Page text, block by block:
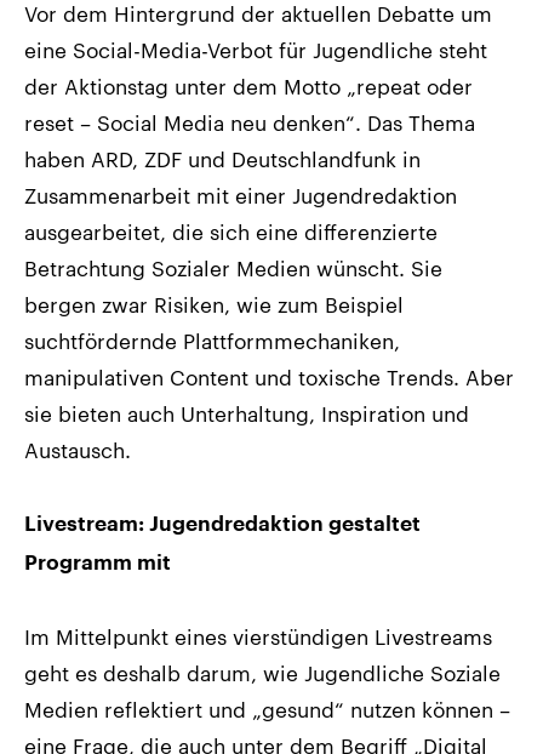
Vor dem Hintergrund der aktuellen Debatte um
eine Social-Media-Verbot für Jugendliche steht
der Aktionstag unter dem Motto „repeat oder
reset – Social Media neu denken“. Das Thema
haben ARD, ZDF und Deutschlandfunk in
Zusammenarbeit mit einer Jugendredaktion
ausgearbeitet, die sich eine differenzierte
Betrachtung Sozialer Medien wünscht. Sie
bergen zwar Risiken, wie zum Beispiel
suchtfördernde Plattformmechaniken,
manipulativen Content und toxische Trends. Aber
sie bieten auch Unterhaltung, Inspiration und
Austausch.
Livestream: Jugendredaktion gestaltet
Programm mit
Im Mittelpunkt eines vierstündigen Livestreams
geht es deshalb darum, wie Jugendliche Soziale
Medien reflektiert und „gesund“ nutzen können –
eine Frage, die auch unter dem Begriff „Digital